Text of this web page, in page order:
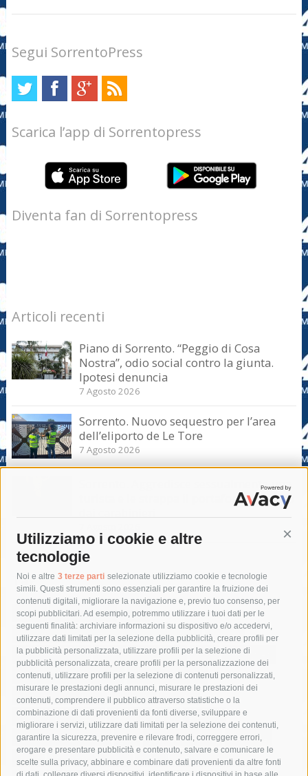
Utilizziamo i cookie e altre
tecnologie
Noi e altre 3 terze parti selezionate utilizziamo cookie e tecnologie
simili. Questi strumenti sono essenziali per garantire la fruizione dei
contenuti digitali, migliorare la navigazione e, previo tuo consenso, per
scopi pubblicitari. Ad esempio, potremmo utilizzare i tuoi dati per le
seguenti finalità: archiviare informazioni su dispositivo e/o accedervi,
utilizzare dati limitati per la selezione della pubblicità, creare profili per
la pubblicità personalizzata, utilizzare profili per la selezione di
pubblicità personalizzata, creare profili per la personalizzazione dei
contenuti, utilizzare profili per la selezione di contenuti personalizzati,
misurare le prestazioni degli annunci, misurare le prestazioni dei
contenuti, comprendere il pubblico attraverso statistiche o la
combinazione di dati provenienti da fonti diverse, sviluppare e
migliorare i servizi, utilizzare dati limitati per la selezione dei contenuti,
garantire la sicurezza, prevenire e rilevare frodi, correggere errori,
erogare e presentare pubblicità e contenuto, salvare e comunicare le
scelte sulla privacy, abbinare e combinare dati provenienti da altre fonti
Segui SorrentoPress
Scarica l’app di Sorrentopress
Diventa fan di Sorrentopress
Articoli recenti
Piano di Sorrento. “Peggio di Cosa
Nostra”, odio social contro la giunta.
Ipotesi denuncia
7 Agosto 2026
Sorrento. Nuovo sequestro per l’area
dell’eliporto de Le Tore
7 Agosto 2026
Sorrento. Aggredisce sessualmente una
turista e le strappa il portafogli, fermato
Tag
acqua allerta meteo
anas
area marina protetta di punta campanella
arresto
Asl Napoli 3 sud
capitaneria di porto capri
carabinieri
castellammare di stabia
circumvesuviana
comune di sorrento
concerto
contagi
costiera amalfitana
covid-19 eav
elezioni
fondazione sorrento
gori guardia costiera
incidente
lavori
lorenzo balducelli mare
massa lubrense